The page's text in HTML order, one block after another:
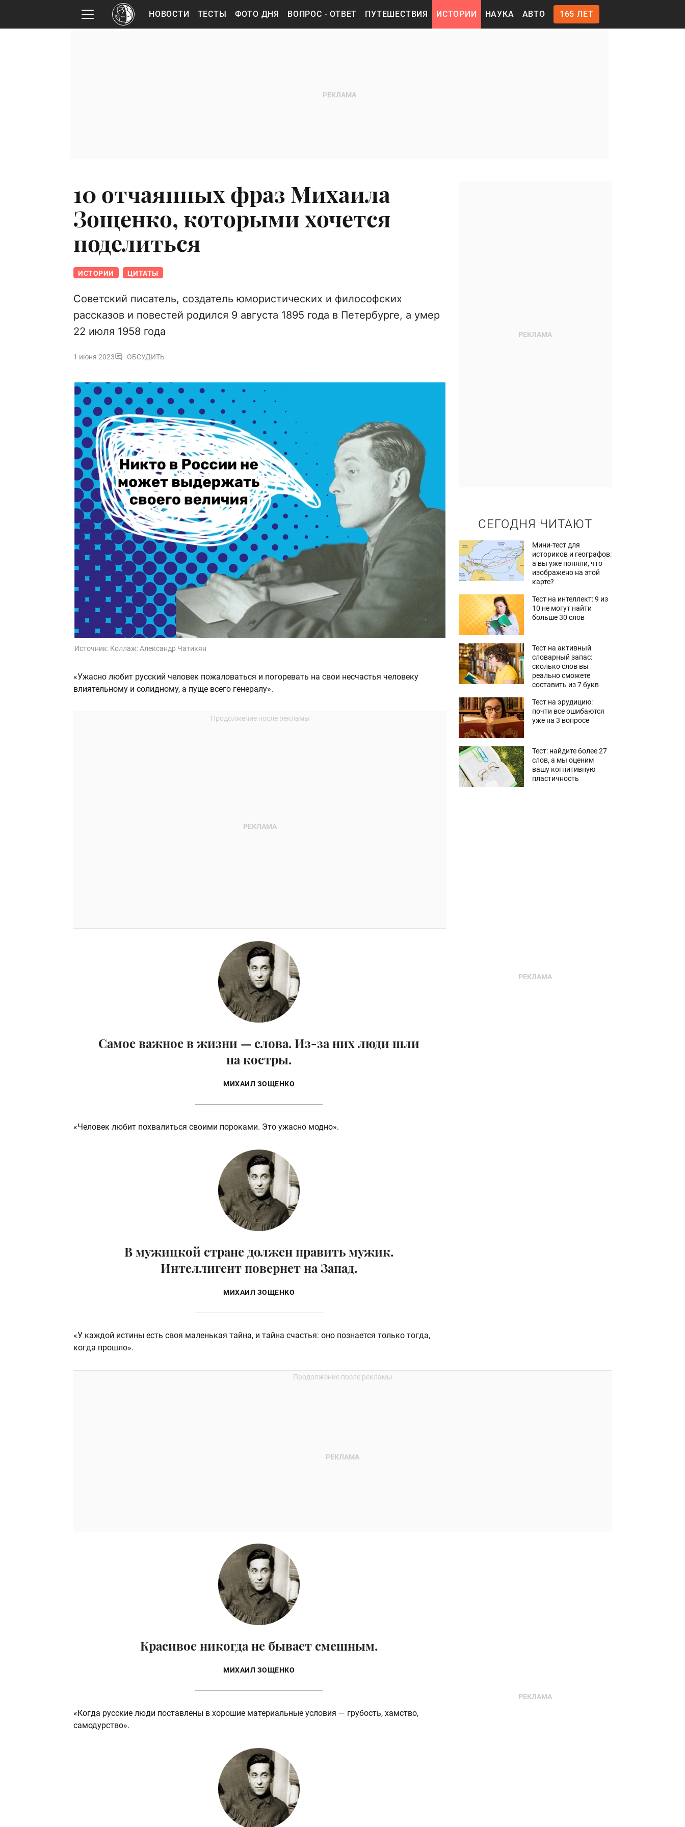
НОВОСТИ ТЕСТЫ ФОТО ДНЯ ВОПРОС - ОТВЕТ ПУТЕШЕСТВИЯ ИСТОРИИ НАУКА АВТО 165 ЛЕТ
10 отчаянных фраз Михаила
Зощенко, которыми хочется
поделиться
ИСТОРИИ ЦИТАТЫ
Советский писатель, создатель юмористических и философских
рассказов и повестей родился 9 августа 1895 года в Петербурге, а умер
22 июля 1958 года
1 июня 2023 ОБСУДИТЬ
Источник: Коллаж: Александр Чатикян
«Ужасно любит русский человек пожаловаться и погоревать на свои несчастья человеку
влиятельному и солидному, а пуще всего генералу».
Самое важное в жизни — слова. Из-за них люди шли
на костры.
МИХАИЛ ЗОЩЕНКО
«Человек любит похвалиться своими пороками. Это ужасно модно».
В мужицкой стране должен править мужик.
Интеллигент повернет на Запад.
МИХАИЛ ЗОЩЕНКО
«У каждой истины есть своя маленькая тайна, и тайна счастья: оно познается только тогда,
когда прошло».
Красивое никогда не бывает смешным.
МИХАИЛ ЗОЩЕНКО
«Когда русские люди поставлены в хорошие материальные условия — грубость, хамство,
самодурство».
СЕГОДНЯ ЧИТАЮТ
Мини-тест для
историков и географов:
а вы уже поняли, что
изображено на этой
карте?
Тест на интеллект: 9 из
10 не могут найти
больше 30 слов
Тест на активный
словарный запас:
сколько слов вы
реально сможете
составить из 7 букв
Тест на эрудицию:
почти все ошибаются
уже на 3 вопросе
Тест: найдите более 27
слов, а мы оценим
вашу когнитивную
пластичность